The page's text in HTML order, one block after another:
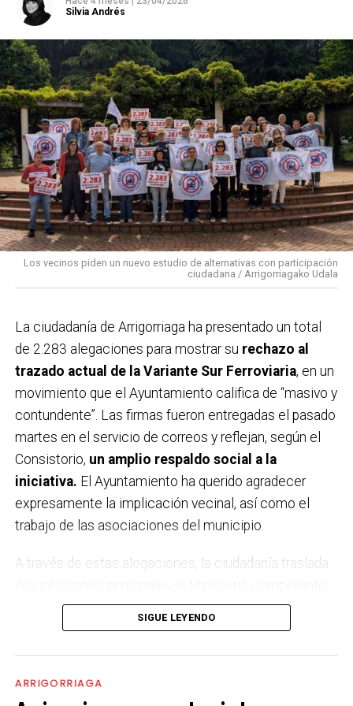
Silvia Andrés
Los vecinos piden un nuevo estudio de alternativas con participación
ciudadana / Arrigorriagako Udala
La ciudadanía de Arrigorriaga ha presentado un total
de 2.283 alegaciones para mostrar su rechazo al
trazado actual de la Variante Sur Ferroviaria, en un
movimiento que el Ayuntamiento califica de “masivo y
contundente”. Las firmas fueron entregadas el pasado
martes en el servicio de correos y reflejan, según el
Consistorio, un amplio respaldo social a la
iniciativa. El Ayuntamiento ha querido agradecer
expresamente la implicación vecinal, así como el
trabajo de las asociaciones del municipio.
A través de estas alegaciones, la ciudadanía traslada
por un lado,que no se apruebe definitivamente el
estudio informativoni se licite el proyecto en su
forma actual; y por otro, que se impulseun nuevo
SIGUE LEYENDO
ARRIGORRIAGA